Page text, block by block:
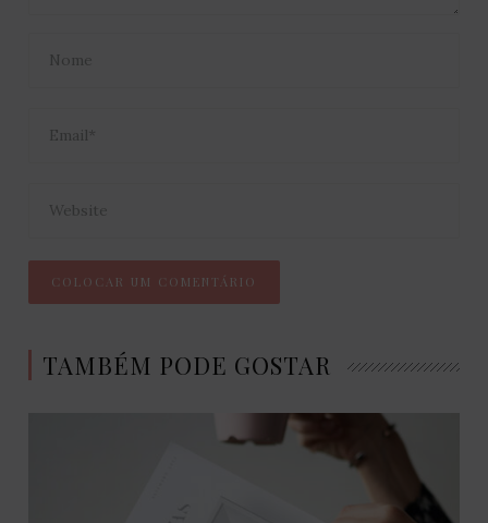
TAMBÉM PODE GOSTAR